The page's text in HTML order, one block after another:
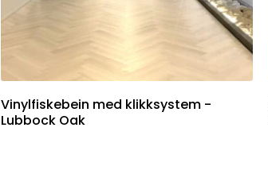
Vinylfiskebein med klikksystem -
Lubbock Oak